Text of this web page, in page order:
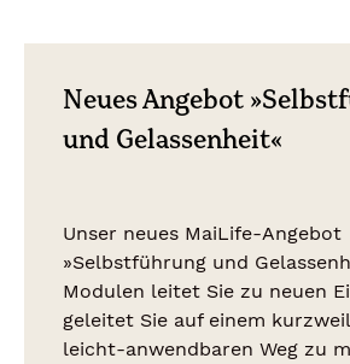
Neues Angebot
und Gelassenheit«
Unser neues MaiLife-Angebot
»Selbstführung und
Modulen leitet Sie zu neuen
geleitet Sie auf einem
leicht-anwendbaren Weg zu